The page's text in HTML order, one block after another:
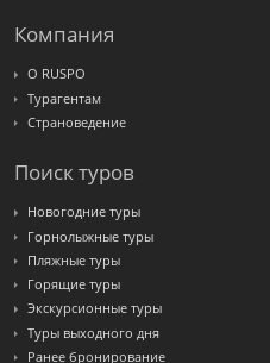
Компания
О RUSPO
Турагентам
Страноведение
Поиск туров
Новогодние туры
Горнолыжные туры
Пляжные туры
Горящие туры
Экскурсионные туры
Туры выходного дня
Ранее бронирование